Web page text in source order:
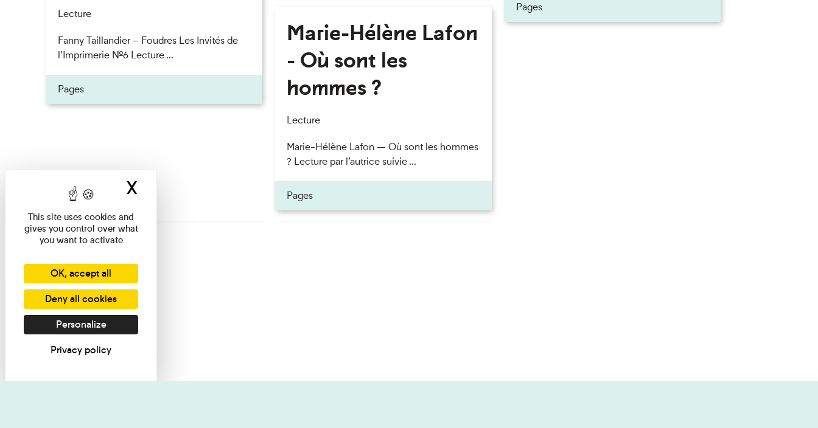
Lecture
Fanny Taillandier – Foudres Les Invités de
l’Imprimerie n°6 Lecture ...
Pages
Marie-Hélène Lafon
- Où sont les
hommes ?
Lecture
Marie-Hélène Lafon — Où sont les hommes
? Lecture par l’autrice suivie ...
Pages
Pages
This site uses cookies and
gives you control over what
you want to activate
OK, accept all
Deny all cookies
Personalize
Privacy policy
X Hide cookie banner